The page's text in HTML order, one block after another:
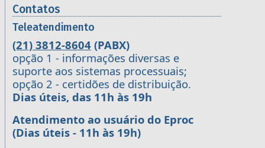
Contatos
Teleatendimento
(21) 3812-8604 (PABX)
opção 1 - informações diversas e
suporte aos sistemas processuais;
opção 2 - certidões de distribuição.
Dias úteis, das 11h às 19h
Atendimento ao usuário do Eproc
(Dias úteis - 11h às 19h)